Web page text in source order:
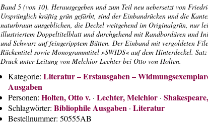
Band 5 (von 10). Herausgegeben und zum Teil neu uebersetzt von
Ursprünglich kräftig grün gefärbt, sind der Einbandrücken und die
naturbraun ausgeblichen, die Deckel weitgehend im Originalgrün, nur
illustriertem Doppeltitelblatt und durchgehend mit Randbordüren und
und Schwarz auf feingeripptem Bütten. Der Einband mit vergoldeten
Rückentitel sowie Monogrammtitel »SWIDS« auf dem Hinterdeckel.
Druck unter Leitung von Melchior Lechter bei Otto von Holten.
Kategorie: Literatur – Erstausgaben –
Ausgaben
Personen: Holten, Otto v. · Lechter, Melchior ·
Schlagwörter: Bibliophile Ausgaben · Literatur
Bestellnummer: 50555AB